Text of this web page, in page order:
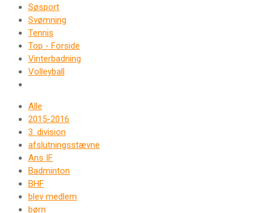
Søsport
Svømning
Tennis
Top - Forside
Vinterbadning
Volleyball
Alle
2015-2016
3. division
afslutningsstævne
Ans IF
Badminton
BHF
blev medlem
børn